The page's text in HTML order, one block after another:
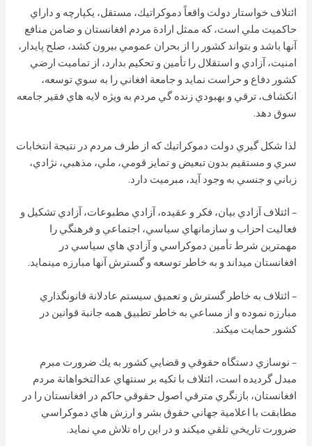
ائتلاف خواستار دولت واقعاً دموكراتيك، مستقل، يكپارچه و داراي
حاكميت ملي است، كه ممثل ارادة مردم افغانستان و ضامن منافع
آنها باشد و بتواند كشور را از بحران عمومي بيرون كشد، صلح پايدار،
امنيت، آزادي و استقلال را تأمين و تحكيم بدارد، از تماميت ارضي
كشور دفاع و حراست نمايد و جامعة افغاني را به سوي توسعه،
انكشاف، ترقي و بهبودي زنده گي مردم به ويژه لايه هاي فقير جامعه
سوق دهد.
لذا شكل گيري دولت دموكراتيك كه از طرف مردم در نتيجة انتخابات
سري و مستقيم بدون تبعيض و تمايز قومي، ملي، مذهبي، نژادي،
زباني و جنسي به وجود آيد، مبرميت دارد.
– ائتلاف آزادي بيان، فكر و عقيده، آزادي مطبوعات، آزادي تشكيل و
فعاليت احزاب و سازمانهاي سياسي، اجتماعي و فرهنگي را
مهمترين شرط تأمين دموكراسي و آزادي هاي سياسي در
افغانستان ميداند و به خاطر توسعه و گسترش آنها مبارزه مينمايد.
– ائتلاف به خاطر گسترش و تعميق سيستم عادلانة قانونگذاري
مبارزه نموده و از مساعي به خاطر تطبيق همه جانبة قوانين در
كشور حمايت ميكند.
– نوسازي دستگاه حقوقي و قضايي كشور به يك ضرورت مبرم
مبدل گرديده است، ائتلاف با تكيه بر سنتهاي عدالتخواهانة مردم
افغانستان، بازنگري مترقي اصول حقوقي حاكم در افغانستان را در
مطابقت با اعلامية جهاني حقوق بشر و ارزش هاي دموكراسي
ضرورت تاريخي تلقي ميكند و در اين راه تلاش مي نمايد.